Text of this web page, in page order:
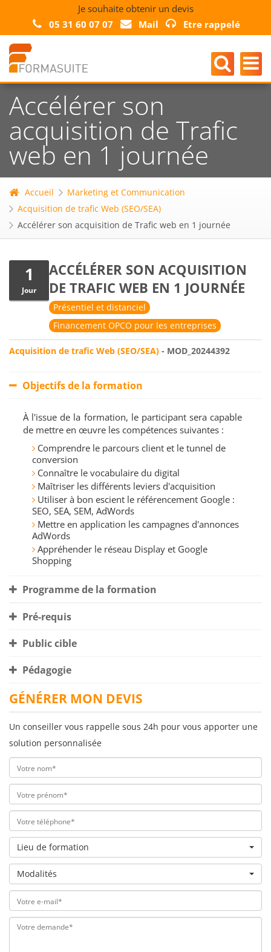
Je souhaite obtenir un devis
05 31 60 07 07
Mail Etre rappelé
Accélérer son
acquisition de Trafic
web en 1 journée
Accueil
Marketing et Communication
Acquisition de trafic Web (SEO/SEA)
Accélérer son acquisition de Trafic web en 1 journée
1
Jour
ACCÉLÉRER SON ACQUISITION
DE TRAFIC WEB EN 1 JOURNÉE
Présentiel et distanciel
Financement OPCO pour les entreprises
Acquisition de trafic Web (SEO/SEA) - MOD_20244392
Objectifs de la formation
À l'issue de la formation, le participant sera capable
de mettre en œuvre les compétences suivantes :
Comprendre le parcours client et le tunnel de
conversion
Connaître le vocabulaire du digital
Maîtriser les différents leviers d'acquisition
Utiliser à bon escient le référencement Google :
SEO, SEA, SEM, AdWords
Mettre en application les campagnes d'annonces
AdWords
Appréhender le réseau Display et Google
Shopping
Programme de la formation
Pré-requis
Public cible
Pédagogie
GÉNÉRER MON DEVIS
Un conseiller vous rappelle sous 24h pour vous apporter une
solution personnalisée
Lieu de formation
Modalités